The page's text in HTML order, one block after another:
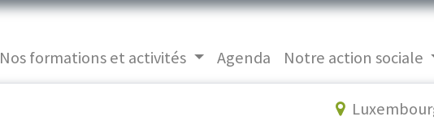
Nos formations et activités Agenda Notre action sociale